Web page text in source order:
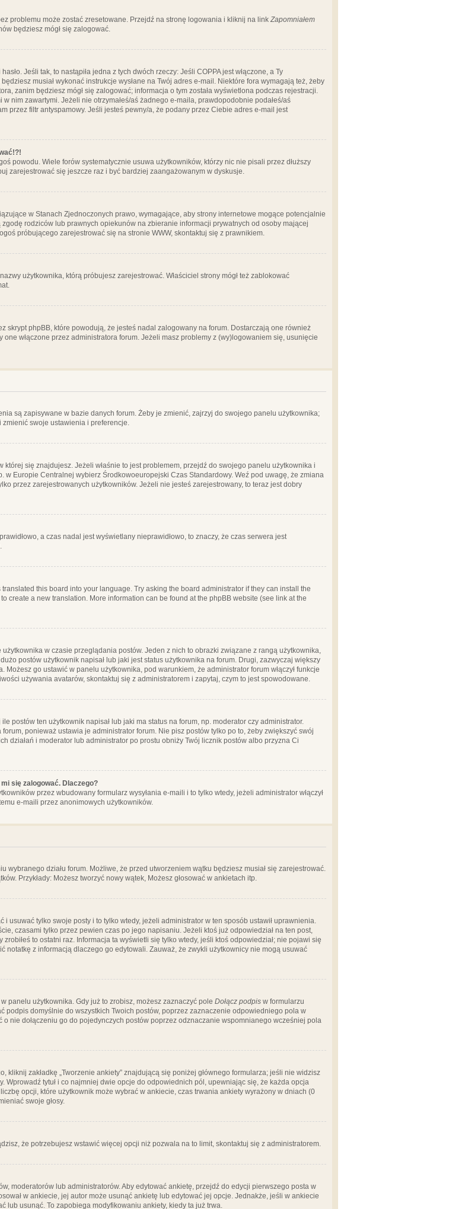
problemu może zostać zresetowane. Przejdź na stronę logowania i kliknij na link Zapomniałem
będziesz mógł się zalogować.
Jeśli tak, to nastąpiła jedna z tych dwóch rzeczy: Jeśli COPPA jest włączone, a Ty
musiał wykonać instrukcje wysłane na Twój adres e-mail. Niektóre fora wymagają też, żeby
zanim będziesz mógł się zalogować; informacja o tym została wyświetlona podczas rejestracji.
nim zawartymi. Jeżeli nie otrzymałeś/aś żadnego e-maila, prawdopodobnie podałeś/aś
przez filtr antyspamowy. Jeśli jesteś pewny/a, że podany przez Ciebie adres e-mail jest
powodu. Wiele forów systematycznie usuwa użytkowników, którzy nic nie pisali przez dłuższy
zarejestrować się jeszcze raz i być bardziej zaangażowanym w dyskusje.
w Stanach Zjednoczonych prawo, wymagające, aby strony internetowe mogące potencjalnie
rodziców lub prawnych opiekunów na zbieranie informacji prywatnych od osoby mającej
próbującego zarejestrować się na stronie WWW, skontaktuj się z prawnikiem.
użytkownika, którą próbujesz zarejestrować. Właściciel strony mógł też zablokować
skrypt phpBB, które powodują, że jesteś nadal zalogowany na forum. Dostarczają one również
włączone przez administratora forum. Jeżeli masz problemy z (wy)logowaniem się, usunięcie
są zapisywane w bazie danych forum. Żeby je zmienić, zajrzyj do swojego panelu użytkownika;
zmienić swoje ustawienia i preferencje.
się znajdujesz. Jeżeli właśnie to jest problemem, przejdź do swojego panelu użytkownika i
w Europie Centralnej wybierz Środkowoeuropejski Czas Standardowy. Weź pod uwagę, że zmiana
przez zarejestrowanych użytkowników. Jeżeli nie jesteś zarejestrowany, to teraz jest dobry
a czas nadal jest wyświetlany nieprawidłowo, to znaczy, że czas serwera jest
this board into your language. Try asking the board administrator if they can install the
create a new translation. More information can be found at the phpBB website (see link at the
w czasie przeglądania postów. Jeden z nich to obrazki związane z rangą użytkownika,
postów użytkownik napisał lub jaki jest status użytkownika na forum. Drugi, zazwyczaj większy
go ustawić w panelu użytkownika, pod warunkiem, że administrator forum włączył funkcje
używania avatarów, skontaktuj się z administratorem i zapytaj, czym to jest spowodowane.
postów ten użytkownik napisał lub jaki ma status na forum, np. moderator czy administrator.
ponieważ ustawia je administrator forum. Nie pisz postów tylko po to, żeby zwiększyć swój
działań i moderator lub administrator po prostu obniży Twój licznik postów albo przyzna Ci
się zalogować. Dlaczego?
przez wbudowany formularz wysyłania e-maili i to tylko wtedy, jeżeli administrator włączył
e-maili przez anonimowych użytkowników.
wybranego działu forum. Możliwe, że przed utworzeniem wątku będziesz musiał się zarejestrować.
Przykłady: Możesz tworzyć nowy wątek, Możesz głosować w ankietach itp.
usuwać tylko swoje posty i to tylko wtedy, jeżeli administrator w ten sposób ustawił uprawnienia.
czasami tylko przez pewien czas po jego napisaniu. Jeżeli ktoś już odpowiedział na ten post,
to ostatni raz. Informacja ta wyświetli się tylko wtedy, jeśli ktoś odpowiedział; nie pojawi się
notatkę z informacją dlaczego go edytowali. Zauważ, że zwykli użytkownicy nie mogą usuwać
panelu użytkownika. Gdy już to zrobisz, możesz zaznaczyć pole Dołącz podpis w formularzu
podpis domyślnie do wszystkich Twoich postów, poprzez zaznaczenie odpowiedniego pola w
nie dołączeniu go do pojedynczych postów poprzez odznaczanie wspomnianego wcześniej pola
kliknij zakładkę „Tworzenie ankiety” znajdującą się poniżej głównego formularza; jeśli nie widzisz
Wprowadź tytuł i co najmniej dwie opcje do odpowiednich pól, upewniając się, że każda opcja
opcji, które użytkownik może wybrać w ankiecie, czas trwania ankiety wyrażony w dniach (0
swoje głosy.
że potrzebujesz wstawić więcej opcji niż pozwala na to limit, skontaktuj się z administratorem.
moderatorów lub administratorów. Aby edytować ankietę, przejdź do edycji pierwszego posta w
w ankiecie, jej autor może usunąć ankietę lub edytować jej opcje. Jednakże, jeśli w ankiecie
lub usunąć. To zapobiega modyfikowaniu ankiety, kiedy ta już trwa.